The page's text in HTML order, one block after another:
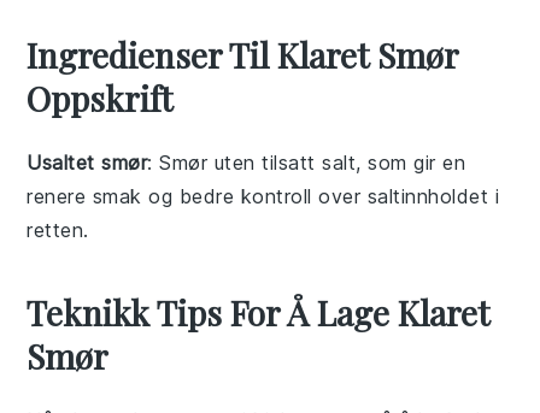
Ingredienser Til Klaret Smør
Oppskrift
Usaltet smør: Smør uten tilsatt salt, som gir en
renere smak og bedre kontroll over saltinnholdet i
retten.
Teknikk Tips For Å Lage Klaret
Smør